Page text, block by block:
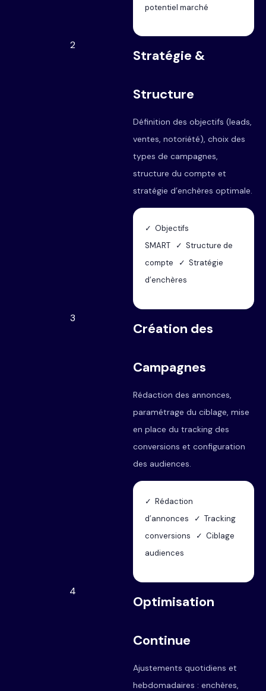
potentiel marché
2
Stratégie &
Structure
Définition des objectifs (leads,
ventes, notoriété), choix des
types de campagnes,
structure du compte et
stratégie d’enchères optimale.
✓ Objectifs
SMART ✓ Structure de
compte ✓ Stratégie
d’enchères
3
Création des
Campagnes
Rédaction des annonces,
paramétrage du ciblage, mise
en place du tracking des
conversions et configuration
des audiences.
✓ Rédaction
d’annonces ✓ Tracking
conversions ✓ Ciblage
audiences
4
Optimisation
Continue
Ajustements quotidiens et
hebdomadaires : enchères,